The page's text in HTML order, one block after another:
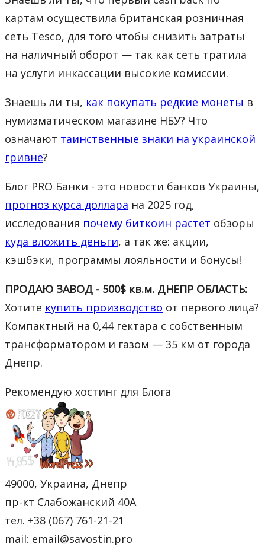
картам осуществила британская розничная
сеть Tesco, для того чтобы снизить затраты
на наличный оборот — так как сеть тратила
на услуги инкассации высокие комиссии.
Знаешь ли ты, как покупать редкие монеты в
нумизматическом магазине НБУ? Что
означают таинственные знаки на украинской
гривне?
Блог PRO Банки - это новости банков Украины,
прогноз курса доллара на 2025 год,
исследования почему биткоин растет обзоры
куда вложить деньги, а так же: акции,
кэшбэки, программы лояльности и бонусы!
ПРОДАЮ ЗАВОД - 500$ кв.м. ДНЕПР ОБЛАСТЬ:
Хотите купить производство от первого лица?
Компактный на 0,44 гектара с собственным
трансформатором и газом — 35 км от города
Днепр.
Рекомендую хостинг для Блога
49000, Украина, Днепр
пр-кт Слабожанский 40А
тел. +38 (067) 761-21-21
mail: email@savostin.pro